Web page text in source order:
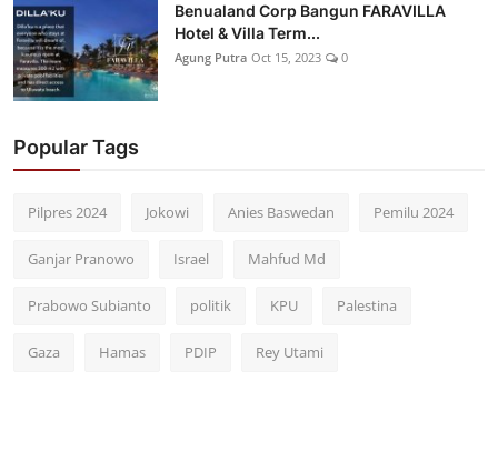
Benualand Corp Bangun FARAVILLA
Hotel & Villa Term...
Agung Putra Oct 15, 2023 0
Popular Tags
Pilpres 2024 Jokowi Anies Baswedan Pemilu 2024
Ganjar Pranowo Israel Mahfud Md
Prabowo Subianto politik KPU Palestina
Gaza Hamas PDIP Rey Utami